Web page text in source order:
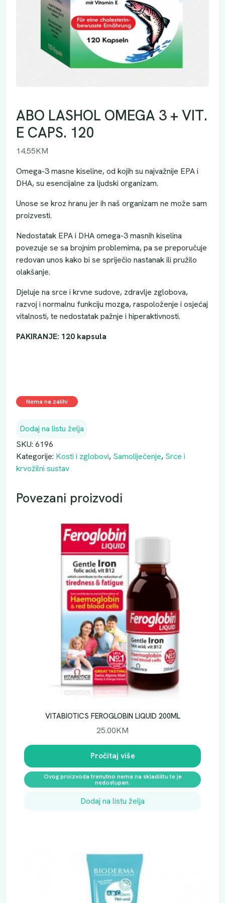
ABO LASHOL OMEGA 3 + VIT.
E CAPS. 120
14.55KM
Omega-3 masne kiseline, od kojih su najvažnije EPA i
DHA, su esencijalne za ljudski organizam.
Unose se kroz hranu jer ih naš organizam ne može sam
proizvesti.
Nedostatak EPA i DHA omega-3 masnih kiselina
povezuje se sa brojnim problemima, pa se preporučuje
redovan unos kako bi se spriječio nastanak ili pružilo
olakšanje.
Djeluje na srce i krvne sudove, zdravlje zglobova,
razvoj i normalnu funkciju mozga, raspoloženje i osjećaj
vitalnosti, te nedostatak pažnje i hiperaktivnosti.
PAKIRANJE: 120 kapsula
Nema na zalihi
Dodaj na listu želja
SKU: 6196
Kategorije: Kosti i zglobovi, Samoliječenje, Srce i
krvožilni sustav
Povezani proizvodi
VITABIOTICS FEROGLOBIN LIQUID 200ML
25.00KM
Pročitaj više
Ovog proizvoda trenutno nema na skladištu te je
nedostupan.
Dodaj na listu želja